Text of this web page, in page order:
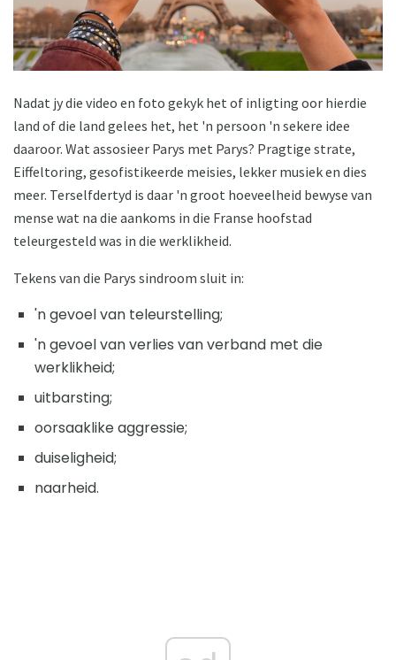
Nadat jy die video en foto gekyk het of inligting oor hierdie
land of die land gelees het, het 'n persoon 'n sekere idee
daaroor. Wat assosieer Parys met Parys? Pragtige strate,
Eiffeltoring, gesofistikeerde meisies, lekker musiek en dies
meer. Terselfdertyd is daar 'n groot hoeveelheid bewyse van
mense wat na die aankoms in die Franse hoofstad
teleurgesteld was in die werklikheid.
Tekens van die Parys sindroom sluit in:
'n gevoel van teleurstelling;
'n gevoel van verlies van verband met die
werklikheid;
uitbarsting;
oorsaaklike aggressie;
duiseligheid;
naarheid.